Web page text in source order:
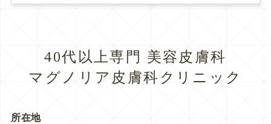
40代以上専門 美容皮膚科
マグノリア皮膚科クリニック
所在地